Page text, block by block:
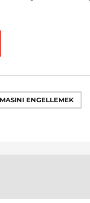
ENGELLEMEK